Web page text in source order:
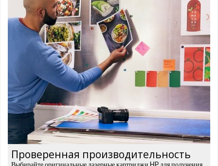
Проверенная производительность